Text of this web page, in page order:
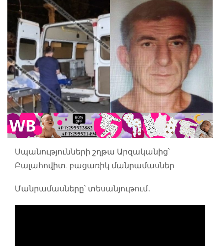
Սպանությունների շղթա Արզականից՝
Բալահովիտ. բացառիկ մանրամասներ
Մանրամասները՝ տեսանյութում․